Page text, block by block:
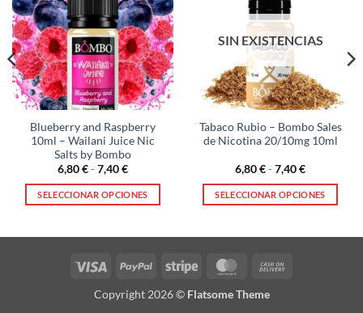
Blueberry and Raspberry
10ml – Wailani Juice Nic
Salts by Bombo
6,80€-7,40€Rango
precios:
desde
SELECCIONAR OPCIONES
múltiples
Las
SIN EXISTENCIAS
Tabaco Rubio – Bombo Sales
de Nicotina 20/10mg 10ml
6,80€-7,40€Rango
precios:
desde
SELECCIONAR OPCIONES
múltiples
Las
Visa PayPal Stripe MasterCard
Copyright 2026 © Flatsome Theme